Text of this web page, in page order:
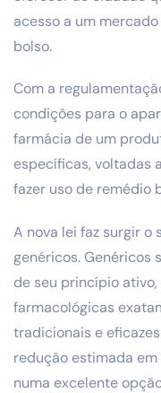
acesso a um
bolso.
Com a
condições para o
farmácia de um
específicas, voltadas
fazer uso de remédio
A nova lei faz surgir o
genéricos. Genéricos
de seu princípio
farmacológicas
tradicionais e
redução estimada
numa excelente